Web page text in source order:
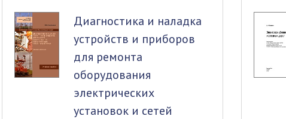
Диагностика и наладка
устройств и приборов
для ремонта
оборудования
электрических
установок и сетей